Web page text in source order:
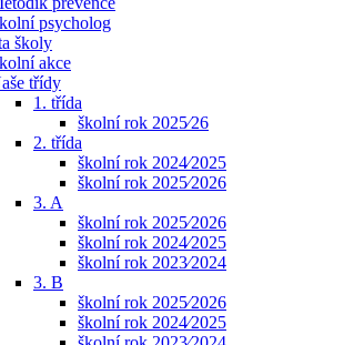
psycholog
školy
akce
třídy
1. třída
školní rok 2025⁄26
2. třída
školní rok 2024⁄2025
školní rok 2025⁄2026
3. A
školní rok 2025⁄2026
školní rok 2024⁄2025
školní rok 2023⁄2024
3. B
školní rok 2025⁄2026
školní rok 2024⁄2025